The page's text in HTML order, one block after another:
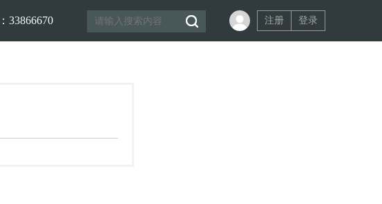
33866670 注册 登录